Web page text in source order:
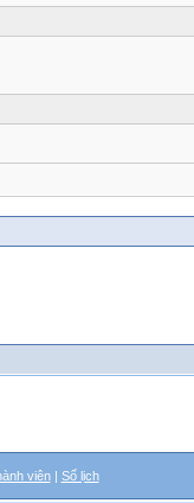
viên| Sổ lịch